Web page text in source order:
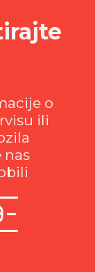
o
ili
nas